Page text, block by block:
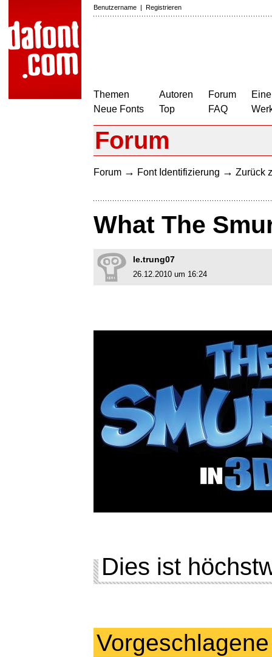
Benutzername | Registrieren
Themen
Neue Fonts
Autoren
Top
Forum
FAQ
Forum
Forum → Font Identifizierung → Zurück
What The
le.trung07
26.12.2010 um 16:24
Dies ist